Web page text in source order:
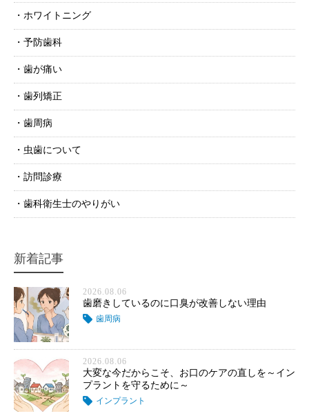
ホワイトニング
予防歯科
歯が痛い
歯列矯正
歯周病
虫歯について
訪問診療
歯科衛生士のやりがい
新着記事
2026.08.06
歯磨きしているのに口臭が改善しない理由
歯周病
2026.08.06
大変な今だからこそ、お口のケアの直しを～イン
プラントを守るために～
インプラント